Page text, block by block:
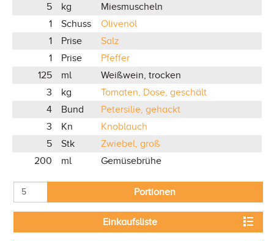
5 kg
Miesmuscheln
1
Schuss
Olivenöl
1
Prise
Salz
1
Prise
Pfeffer
125
ml
Weißwein, trocken
3
kg
Tomaten, Dose, geschält
4
Bund
Petersilie, gehackt
3
Kn
Knoblauch
5
Stk
Zwiebel, groß
200
ml Gemüsebrühe
Portionen
Einkaufsliste